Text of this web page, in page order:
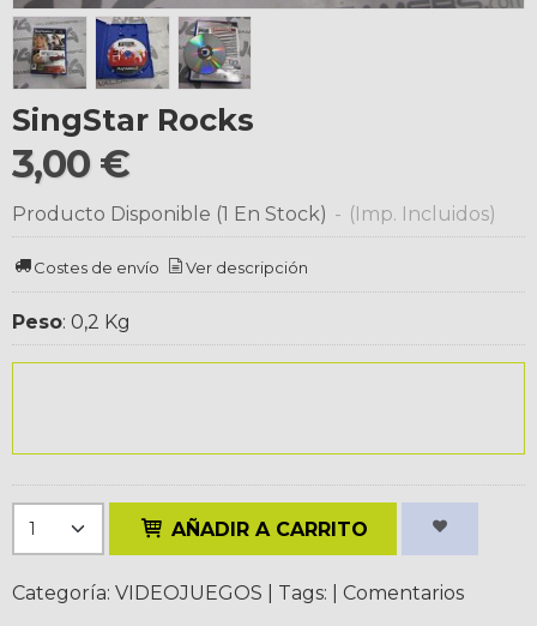
SingStar Rocks
3,00 €
Producto Disponible (1 En Stock) - (Imp. Incluidos)
Costes de envío Ver descripción
Peso: 0,2 Kg
AÑADIR A CARRITO
Categoría: VIDEOJUEGOS Tags: Comentarios